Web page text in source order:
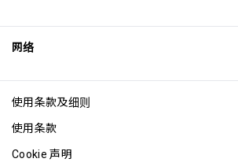
Excellence Awards
博客
网络
使用条款及细则
使用条款
Cookie 声明